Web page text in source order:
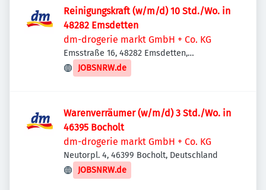
Reinigungskraft (w/m/d) 10 Std./Wo. in
48282 Emsdetten
dm-drogerie markt GmbH + Co. KG
Emsstraße 16, 48282 Emsdetten,
Deutschland
JOBSNRW.de
Warenverräumer (w/m/d) 3 Std./Wo. in
46395 Bocholt
dm-drogerie markt GmbH + Co. KG
Neutorpl. 4, 46399 Bocholt, Deutschland
JOBSNRW.de